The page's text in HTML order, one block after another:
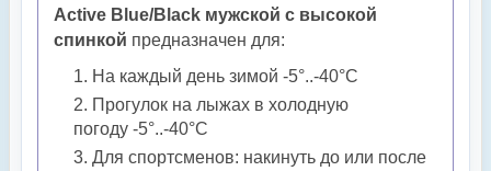
Active Blue/Black мужской с высокой
спинкой предназначен для:
На каждый день зимой -5°..-40°С
Прогулок на лыжах в холодную
погоду -5°..-40°С
Для спортсменов: накинуть до или после